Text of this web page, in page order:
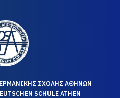
ΣΧΟΛΗΣ ΑΘΗΝΩΝ
SCHULE ATHEN